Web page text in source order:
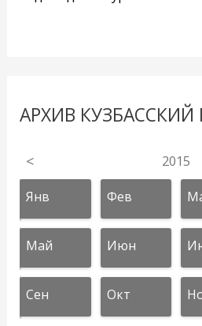
АРХИВ
< 2015
Янв Фев
Май Июн
Сен Окт